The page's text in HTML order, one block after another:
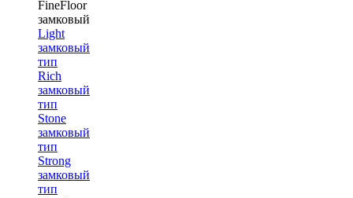
FineFloor
замковый
Light
замковый
тип
Rich
замковый
тип
Stone
замковый
тип
Strong
замковый
тип